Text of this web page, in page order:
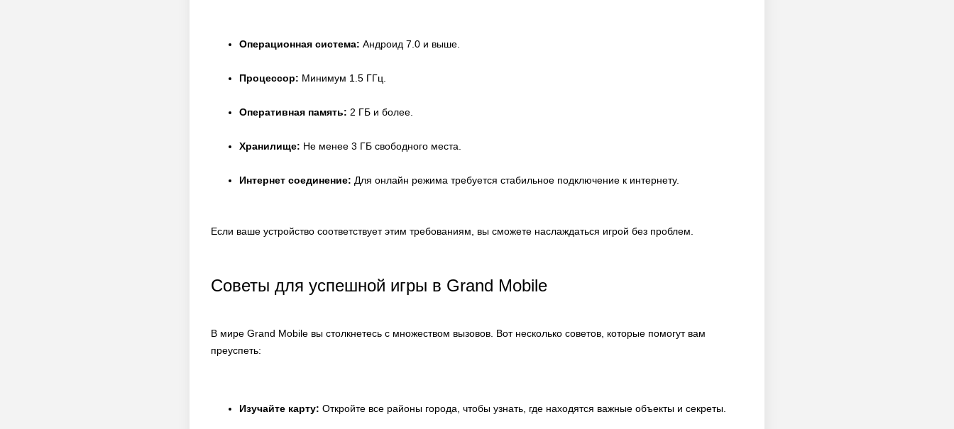
Операционная система: Андроид 7.0 и выше.
Процессор: Минимум 1.5 ГГц.
Оперативная память: 2 ГБ и более.
Хранилище: Не менее 3 ГБ свободного места.
Интернет соединение: Для онлайн режима требуется стабильное подключение к интернету.
Если ваше устройство соответствует этим требованиям, вы сможете наслаждаться игрой без проблем.
Советы для успешной игры в Grand Mobile
В мире Grand Mobile вы столкнетесь с множеством вызовов. Вот несколько советов, которые помогут вам
преуспеть:
Изучайте карту: Откройте все районы города, чтобы узнать, где находятся важные объекты и секреты.